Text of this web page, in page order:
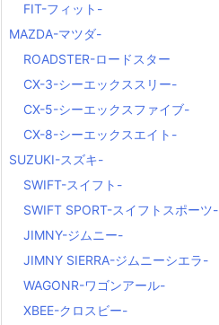
FIT-フィット-
MAZDA-マツダ-
ROADSTER-ロードスター
CX-3-シーエックススリー-
CX-5-シーエックスファイブ-
CX-8-シーエックスエイト-
SUZUKI-スズキ-
SWIFT-スイフト-
SWIFT SPORT-スイフトスポーツ-
JIMNY-ジムニー-
JIMNY SIERRA-ジムニーシエラ-
WAGONR-ワゴンアール-
XBEE-クロスビー-